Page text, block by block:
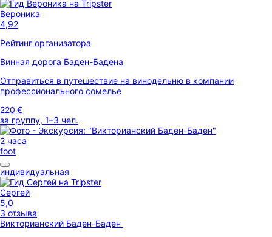
Вероника
4,92
Рейтинг организатора
Винная дорога Баден-Бадена
Отправиться в путешествие на винодельню в компании
профессионального сомелье
220 €
за группу, 1–3 чел.
2 часа
foot
индивидуальная
Сергей
5,0
3 отзыва
Викторианский Баден-Баден